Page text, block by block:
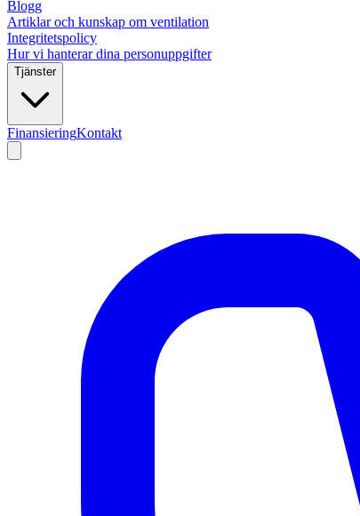
Blogg
Artiklar och kunskap om ventilation
Integritetspolicy
Hur vi hanterar dina personuppgifter
Tjänster
FinansieringKontakt